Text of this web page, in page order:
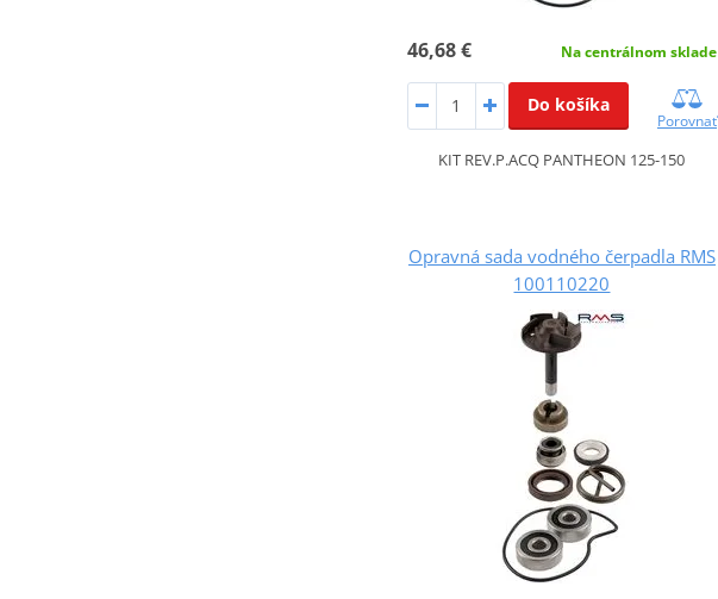
46,68 € Na centrálnom sklade
Do košíka
Porovnať
KIT REV.P.ACQ PANTHEON 125-150
Opravná sada vodného čerpadla RMS
100110220